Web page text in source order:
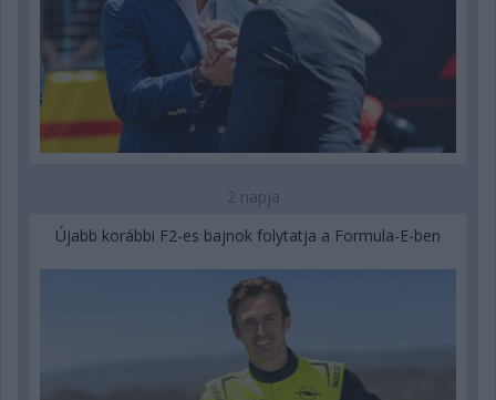
2 napja
Újabb korábbi F2-es bajnok folytatja a Formula-E-ben